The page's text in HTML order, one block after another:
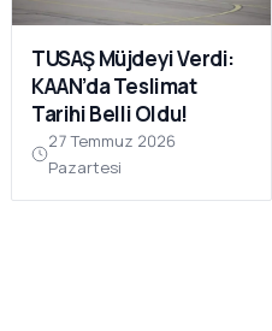
TUSAŞ Müjdeyi Verdi:
KAAN’da Teslimat
Tarihi Belli Oldu!
27 Temmuz 2026
Pazartesi